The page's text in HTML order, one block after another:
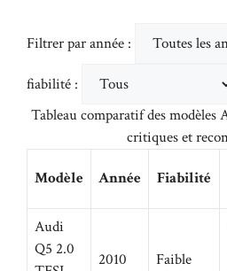
Filtrer par année :
fiabilité :
Tableau comparatif des modèles
critiques et
Modèle Année Fiabilité
Audi
Q5 2.0
2010 Faible